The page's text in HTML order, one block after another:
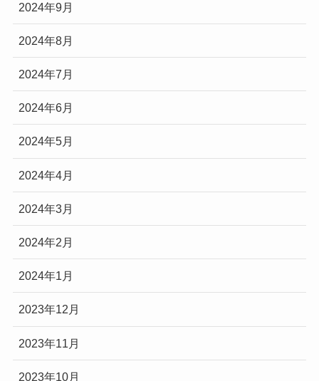
2024年9月
2024年8月
2024年7月
2024年6月
2024年5月
2024年4月
2024年3月
2024年2月
2024年1月
2023年12月
2023年11月
2023年10月